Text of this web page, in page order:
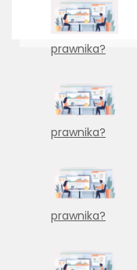
prawnika?
prawnika?
prawnika?